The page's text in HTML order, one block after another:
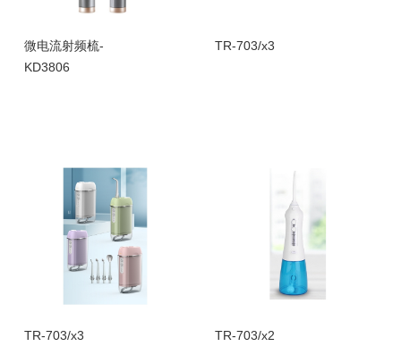
微电流射频梳-
KD3806
TR-703/x3
TR-703/x3 TR-703/x2